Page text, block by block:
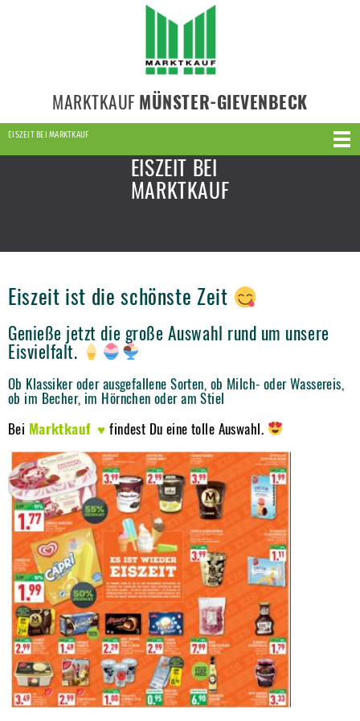
MARKTKAUF MÜNSTER-GIEVENBECK
EISZEIT BEI MARKTKAUF
EISZEIT BEI
MARKTKAUF
Eiszeit ist die schönste Zeit
Genieße jetzt die große Auswahl rund um unsere
Eisvielfalt.
Ob Klassiker oder ausgefallene Sorten, ob Milch- oder Wassereis,
ob im Becher, im Hörnchen oder am Stiel
Bei Marktkauf ♥ findest Du eine tolle Auswahl.